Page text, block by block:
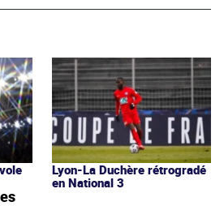
Lyon-La Duchère rétrogradé
en National 3